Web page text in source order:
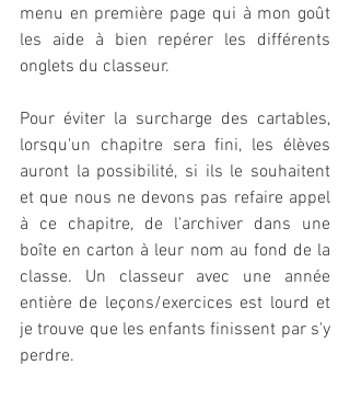
menu en première page qui à mon goût
les aide à bien repérer les différents
onglets du classeur.
Pour éviter la surcharge des cartables,
lorsqu'un chapitre sera fini, les élèves
auront la possibilité, si ils le souhaitent
et que nous ne devons pas refaire appel
à ce chapitre, de l'archiver dans une
boîte en carton à leur nom au fond de la
classe. Un classeur avec une année
entière de leçons/exercices est lourd et
je trouve que les enfants finissent par s'y
perdre.